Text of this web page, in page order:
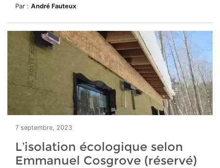
Par : André Fauteux
7 septembre, 2023
L’isolation écologique selon
Emmanuel Cosgrove (réservé)